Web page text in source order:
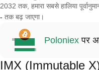
2032 तक, हमारा सबसे हालिया
- तक बढ़ जाएगा।
Poloniex पर
IMX (Immutable